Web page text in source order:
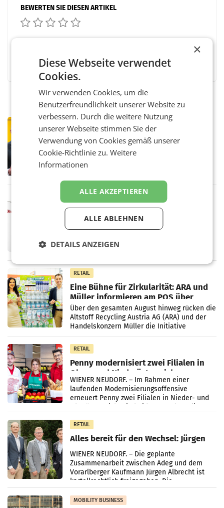
BEWERTEN SIE DIESEN ARTIKEL
PRIMENEWS
Österreichische Post: Umsatzplus im
ersten Halbjahr trotz schwachem
Briefgeschäft
WIEN Die Österreichische Post AG hat im
ersten Halbjahr 2026 einen Konzernumsatz
einem Plus von 3,8 Prozent gegenüber dem
Vergleichszeitraum
ProSiebenSat.1 spart und macht
überraschend viel Gewinn
UNTERFÖHRING/MAILAND/AMSTERDAM. Der
Frühjahr dank Kostensenkungen operativ
Markterwartung deutlich übertroffen.
RETAIL
Eine Bühne für Zirkularität: ARA und
Müller informieren am POS über
Kreislauffähigkeit
Über den gesamten August hinweg rücken die
Altstoff Recycling Austria AG (ARA) und der
Handelskonzern Müller die Initiative
„Kreislauf-Helden“ in allen österreichischen
Müller-Filialen
RETAIL
Penny modernisiert zwei Filialen in
Ober- und Niederösterreich
WIENER NEUDORF. – Im Rahmen einer
laufenden Modernisierungsoffensive
erneuert Penny zwei Filialen in Nieder- und
Oberösterreich. Die beiden Standorte liegen
RETAIL
Alles bereit für den Wechsel: Jürgen
Albrecht setzt ab 1.1.2027 auf Adeg
WIENER NEUDORF. – Die geplante
Zusammenarbeit zwischen Adeg und dem
Vorarlberger Kaufmann Jürgen Albrecht ist
kartellrechtlich freigegeben: Die
Bundeswettbewerbsbehörde und der
Bundeskartellanwalt
MOBILITY BUSINESS
×
Diese Webseite verwendet
Cookies.
Wir verwenden Cookies, um die
Benutzerfreundlichkeit unserer Website zu
verbessern. Durch die weitere Nutzung
unserer Webseite stimmen Sie der
Verwendung von Cookies gemäß unserer
Cookie-Richtlinie zu.Weitere
Informationen
ALLE AKZEPTIEREN
ALLE ABLEHNEN
DETAILS ANZEIGEN